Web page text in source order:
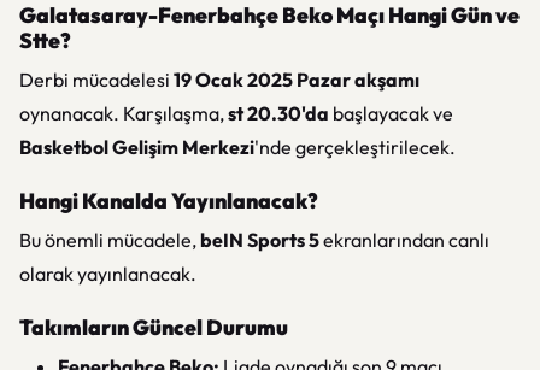
Galatasaray-Fenerbahçe Beko Maçı Hangi Gün ve
Stte?
Derbi mücadelesi 19 Ocak 2025 Pazar akşamı
oynanacak. Karşılaşma,st 20.30'da başlayacak ve
Basketbol Gelişim Merkezi'nde gerçekleştirilecek.
Hangi Kanalda Yayınlanacak?
Bu önemli mücadele,beIN Sports 5ekranlarından canlı
olarak yayınlanacak.
Takımların Güncel Durumu